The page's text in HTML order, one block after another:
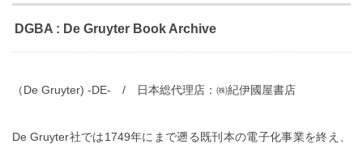
DGBA : De Gruyter Book Archive
（De Gruyter) -DE- / 日本総代理店：㈱紀伊國屋書店
De Gruyter社では1749年にまで遡る既刊本の電子化事業を終え、